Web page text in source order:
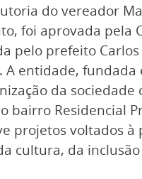
do vereador
foi aprovada pela
pelo prefeito
A entidade, fundada
da
bairro Residencial
projetos voltados à
cultura, da